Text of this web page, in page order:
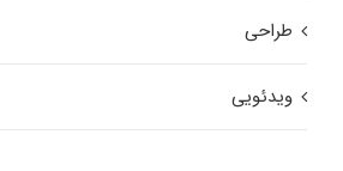
طراحی
ویدئویی